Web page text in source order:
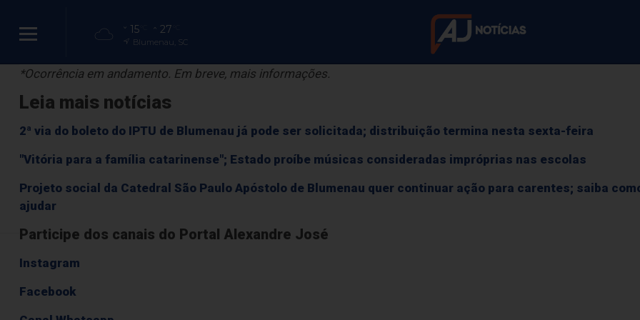
15 27
Blumenau, SC
Bombeiros encontram corpo
de carro em chamas
Bombeiros encontram corpo carbonizado dentro de carro em
Por conta do acidente, o trânsito está lento entre a Rua Doutor Blumenau, em Indaial e Rua Bahia, em Blumenau. Por
isso, a orientação é usar rotas alternativas.
*Ocorrência em andamento. Em breve, mais informações.
Leia mais notícias
2ª via do boleto do IPTU de Blumenau já pode ser solicitada; distribuição termina nesta sexta-feira
"Vitória para a família catarinense"; Estado proíbe músicas consideradas impróprias nas escolas
Projeto social da Catedral São Paulo Apóstolo de Blumenau quer continuar ação para carentes; saiba
ajudar
Participe dos canais do Portal Alexandre José
Instagram
Facebook